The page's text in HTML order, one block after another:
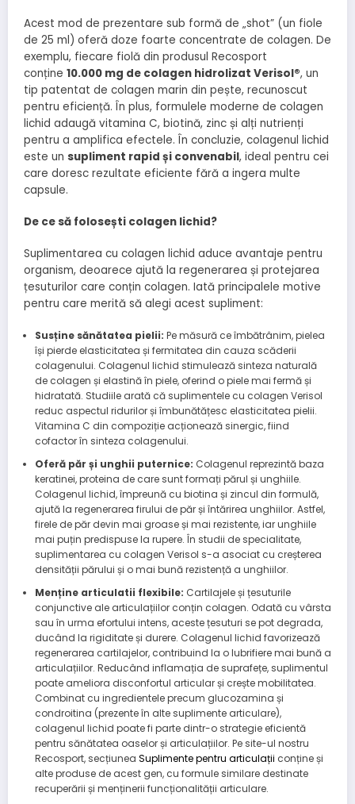
Acest mod de prezentare sub formă de „shot” (un fiole
de 25 ml) oferă doze foarte concentrate de colagen. De
exemplu, fiecare fiolă din produsul Recosport
conține 10.000 mg de colagen hidrolizat Verisol®, un
tip patentat de colagen marin din pește, recunoscut
pentru eficiență. În plus, formulele moderne de colagen
lichid adaugă vitamina C, biotină, zinc și alți nutrienți
pentru a amplifica efectele. În concluzie, colagenul lichid
este un supliment rapid și convenabil, ideal pentru cei
care doresc rezultate eficiente fără a ingera multe
capsule.
De ce să folosești colagen lichid?
Suplimentarea cu colagen lichid aduce avantaje pentru
organism, deoarece ajută la regenerarea și protejarea
țesuturilor care conțin colagen. Iată principalele motive
pentru care merită să alegi acest supliment:
Susține sănătatea pielii: Pe măsură ce îmbătrânim, pielea
își pierde elasticitatea și fermitatea din cauza scăderii
colagenului. Colagenul lichid stimulează sinteza naturală
de colagen și elastină în piele, oferind o piele mai fermă și
hidratată. Studiile arată că suplimentele cu colagen Verisol
reduc aspectul ridurilor și îmbunătățesc elasticitatea pielii.
Vitamina C din compoziție acționează sinergic, fiind
cofactor în sinteza colagenului.
Oferă păr și unghii puternice: Colagenul reprezintă baza
keratinei, proteina de care sunt formați părul și unghiile.
Colagenul lichid, împreună cu biotina și zincul din formulă,
ajută la regenerarea firului de păr și întărirea unghiilor. Astfel,
firele de păr devin mai groase și mai rezistente, iar unghiile
mai puțin predispuse la rupere. În studii de specialitate,
suplimentarea cu colagen Verisol s-a asociat cu creșterea
densității părului și o mai bună rezistență a unghiilor.
Menține articulatii flexibile: Cartilajele și țesuturile
conjunctive ale articulațiilor conțin colagen. Odată cu vârsta
sau în urma efortului intens, aceste țesuturi se pot degrada,
ducând la rigiditate și durere. Colagenul lichid favorizează
regenerarea cartilajelor, contribuind la o lubrifiere mai bună a
articulațiilor. Reducând inflamația de suprafețe, suplimentul
poate ameliora disconfortul articular și crește mobilitatea.
Combinat cu ingredientele precum glucozamina și
condroitina (prezente în alte suplimente articulare),
colagenul lichid poate fi parte dintr-o strategie eficientă
pentru sănătatea oaselor și articulațiilor. Pe site-ul nostru
Recosport, secțiunea Suplimente pentru articulații conține și
alte produse de acest gen, cu formule similare destinate
recuperării și menținerii funcționalității articulare.